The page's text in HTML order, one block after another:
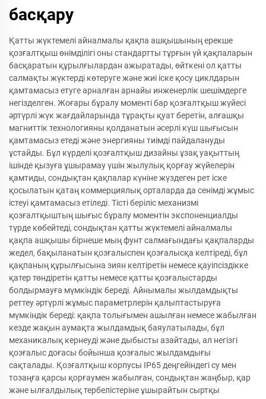
басқару
Қатты жүктемелі айналмалы қақпа ашқышының ерекше
қозғалтқыш өнімділігі оны стандартты тұрғын үй қақпаларын
басқаратын құрылғылардан ажыратады, өйткені ол қатты
салмақты жүктерді көтеруге және жиі іске қосу циклдарын
қамтамасыз етуге арналған арнайы инженерлік шешімдерге
негізделген. Жоғары бұралу моменті бар қозғалтқыш жүйесі
әртүрлі жүк жағдайларында тұрақты қуат беретін, алғашқы
магниттік технологияны қолданатын әсерлі күш шығысын
қамтамасыз етеді және энергияны тиімді пайдалануды
ұстайды. Бұл күрделі қозғалтқыш дизайны ұзақ уақыттың
ішінде қызуға ұшырамау үшін жылулық қорғау жүйелерін
қамтиды, сондықтан қақпалар күніне жүздеген рет іске
қосылатын қатаң коммерциялық орталарда да сенімді жұмыс
істеуі қамтамасыз етіледі. Тісті беріліс механизмі
қозғалтқыштың шығыс бұралу моментін экспоненциалды
түрде көбейтеді, сондықтан қатты жүктемелі айналмалы
қақпа ашқышы бірнеше мың фунт салмағындағы қақпаларды
жедел, бақыланатын қозғалыспен қозғалысқа келтіреді, бұл
қақпаның құрылғысына зиян келтіретін немесе қауіпсіздікке
қатер төндіретін қатты немесе қатты қозғалыстарды
болдырмауға мүмкіндік береді. Айнымалы жылдамдықты
реттеу әртүрлі жұмыс параметрлерін қалыптастыруға
мүмкіндік береді: қақпа толығымен ашылған немесе жабылған
кезде жақын аумақта жылдамдық баяулатылады, бұл
механикалық кернеуді және дыбысты азайтады, ал негізгі
қозғалыс доғасы бойынша қозғалыс жылдамдығы
сақталады. Қозғалтқыш корпусы IP65 деңгейіндегі су мен
тозаңға қарсы қорғаумен жабылған, сондықтан жаңбыр, қар
және ылғалдылық тербелістеріне ұшырайтын сыртқы